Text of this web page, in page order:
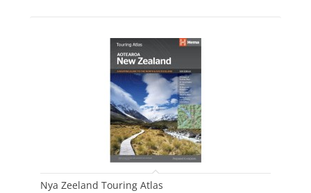
Nya Zeeland Touring Atlas